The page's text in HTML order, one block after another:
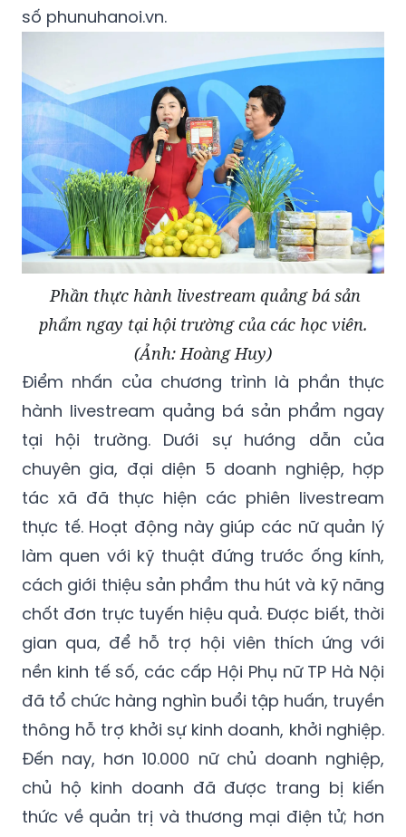
số phunuhanoi.vn.
Phần thực hành livestream quảng bá sản
phẩm ngay tại hội trường của các học viên.
(Ảnh: Hoàng Huy)
Điểm nhấn của chương trình là phần thực
hành livestream quảng bá sản phẩm ngay
tại hội trường. Dưới sự hướng dẫn của
chuyên gia, đại diện 5 doanh nghiệp, hợp
tác xã đã thực hiện các phiên livestream
thực tế. Hoạt động này giúp các nữ quản lý
làm quen với kỹ thuật đứng trước ống kính,
cách giới thiệu sản phẩm thu hút và kỹ năng
chốt đơn trực tuyến hiệu quả. Được biết, thời
gian qua, để hỗ trợ hội viên thích ứng với
nền kinh tế số, các cấp Hội Phụ nữ TP Hà Nội
đã tổ chức hàng nghìn buổi tập huấn, truyền
thông hỗ trợ khởi sự kinh doanh, khởi nghiệp.
Đến nay, hơn 10.000 nữ chủ doanh nghiệp,
chủ hộ kinh doanh đã được trang bị kiến
thức về quản trị và thương mại điện tử; hơn